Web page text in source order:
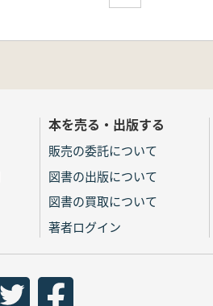
本を売る・出版する
販売の委託について
図書の出版について
図書の買取について
著者ログイン